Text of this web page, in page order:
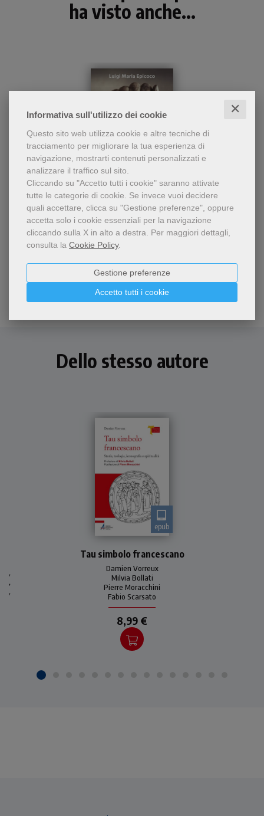
Informativa sull'utilizzo dei cookie ✕
Questo sito web utilizza cookie e altre tecniche di
tracciamento per migliorare la tua esperienza di
navigazione, mostrarti contenuti personalizzati e
analizzare il traffico sul sito.
Cliccando su "Accetto tutti i cookie" saranno attivate
tutte le categorie di cookie. Se invece vuoi decidere
quali accettare, clicca su "Gestione preferenze", oppure
accetta solo i cookie essenziali per la navigazione
cliccando sulla X in alto a destra. Per maggiori dettagli,
consulta la Cookie Policy.
Accetto tutti i cookie
Gestione preferenze
ha visto anche...
Con uno sguardo
esistenziale e
profondamente attuale,
Luigi Maria Epicoco racconta
Luigi Maria Epicoco
Dove finisce la paura
15,00 €
Dello stesso autore
epub
francescani e cristiani più
amati e diffusi
Damien Vorreux
,
Milvia Bollati
,
Pierre Moracchini
,
Fabio Scarsato
Tau simbolo francescano
8,99 €